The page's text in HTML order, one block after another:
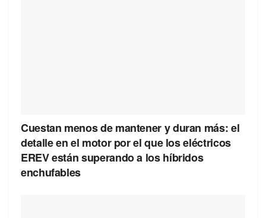
Cuestan menos de mantener y duran más: el
detalle en el motor por el que los eléctricos
EREV están superando a los híbridos
enchufables